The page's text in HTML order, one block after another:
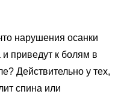
нарушения осанки
и приведут к болям в
Действительно у тех,
спина или